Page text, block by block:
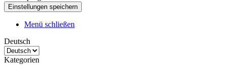
Menü schließen
Deutsch
Kategorien